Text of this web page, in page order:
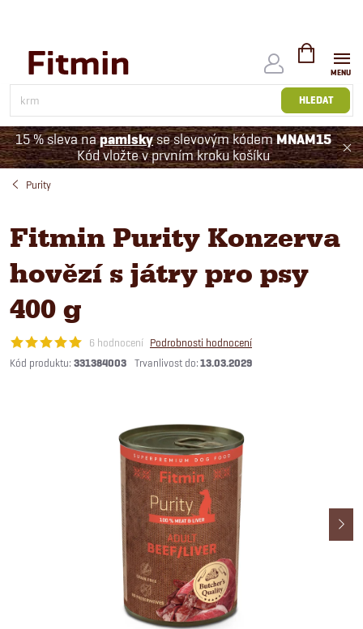
HLEDAT
NÁKUPNÍ
KOŠÍK
15 % sleva napamlskyse slevovým kódemMNAM15
Kód vložte v prvním kroku košíku
Purity
Fitmin Purity Konzerva
hovězí s játry pro psy
400 g
6 hodnocení Podrobnosti hodnocení
Kód produktu: 331384003 13.03.2029